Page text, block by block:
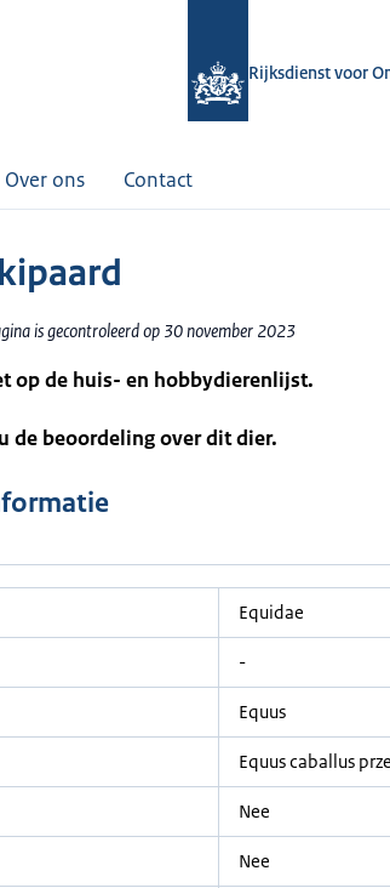
Rijksdienst voor
Over ons Contact
is gecontroleerd op 30 november 2023
op de huis- en hobbydierenlijst.
de beoordeling over dit dier.
Equidae
-
Equus
Equus caballus
Nee
Nee